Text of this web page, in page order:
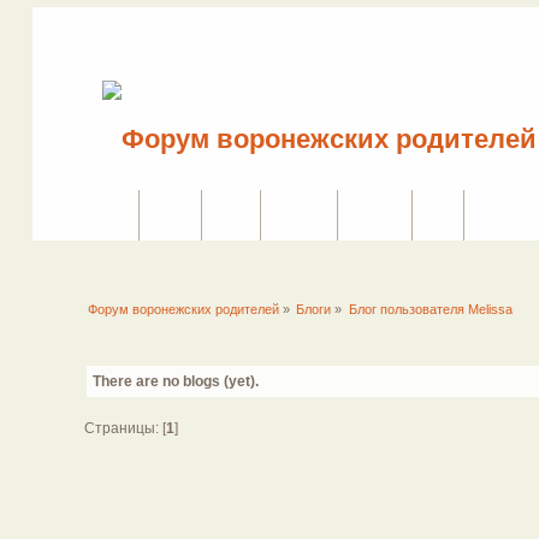
Форум воронежских родителей » Блоги » Блог пользователя Melissa
There are no blogs (yet).
Страницы: [1]